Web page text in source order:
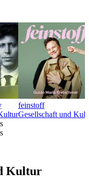
feinstoff
Gesellschaft und
Kultur